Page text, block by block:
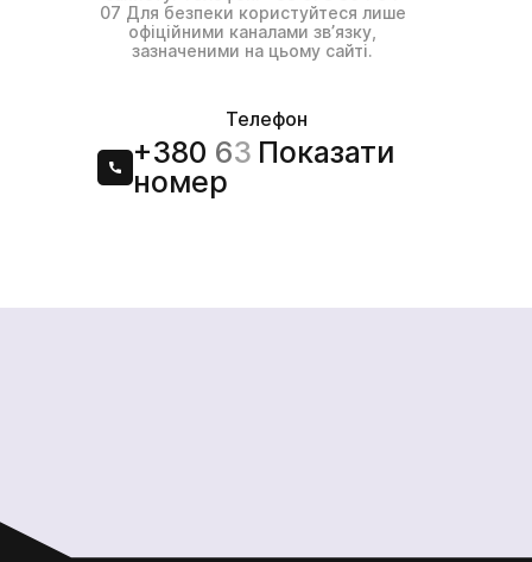
07 Для безпеки користуйтеся лише
офіційними каналами звʼязку,
зазначеними на цьому сайті.
Телефон
+380 63 Показати
номер